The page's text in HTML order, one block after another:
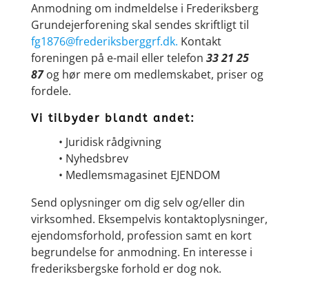
Anmodning om indmeldelse i Frederiksberg
Grundejerforening skal sendes skriftligt til
fg1876@frederiksberggrf.dk. Kontakt
foreningen på e-mail eller telefon 33 21 25
87og hør mere om medlemskabet, priser og
fordele.
Vi tilbyder blandt andet:
• Juridisk rådgivning
• Nyhedsbrev
• Medlemsmagasinet EJENDOM
Send oplysninger om dig selv og/eller din
virksomhed. Eksempelvis kontaktoplysninger,
ejendomsforhold, profession samt en kort
begrundelse for anmodning. En interesse i
frederiksbergske forhold er dog nok.